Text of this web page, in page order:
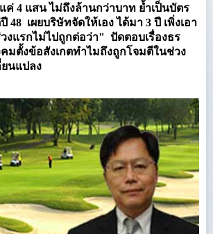
ค่ 4 แสน ไม่ถึงล้านกว่าบาท ย้ำเป็นบัตร
48 เผยบริษัทจัดให้เอง ได้มา 3 ปี เพิ่งเอา
งแรกไม่ไปถูกต่อว่า" ปัดตอบเรื่องธร
มตั้งข้อสังเกตทำไมถึงถูกโจมตีในช่วง
ยนแปลง